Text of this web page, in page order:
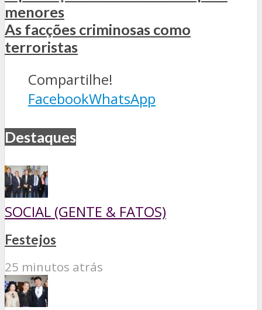
menores
As facções criminosas como
terroristas
Compartilhe!
FacebookWhatsApp
Destaques
SOCIAL (GENTE & FATOS)
Festejos
25 minutos atrás